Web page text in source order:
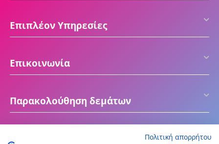
Επιπλέον Υπηρεσίες
Επικοινωνία
Παρακολούθηση δεμάτων
Πολιτική απορρήτου